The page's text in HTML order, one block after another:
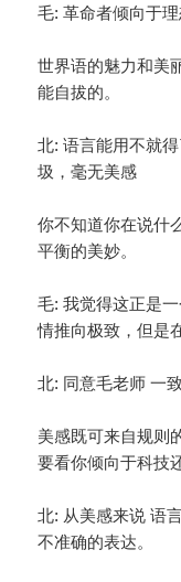
毛: 革命者倾向于
世界语的魅力和美
能自拔的。
北: 语言能用不就
圾，毫无美感
你不知道你在说什
平衡的美妙。
毛: 我觉得这正是
情推向极致，但是
北: 同意毛老师 一
美感既可来自规则
要看你倾向于科技
北: 从美感来说 语
不准确的表达。